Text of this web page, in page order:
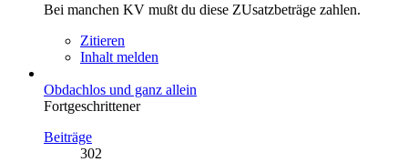
Bei manchen KV mußt du diese ZUsatzbeträge zahlen.
Zitieren
Inhalt melden
Obdachlos und ganz allein
Fortgeschrittener
Beiträge
302